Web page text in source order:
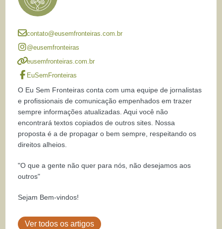
contato@eusemfronteiras.com.br
@eusemfronteiras
eusemfronteiras.com.br
EuSemFronteiras
O Eu Sem Fronteiras conta com uma equipe de jornalistas
e profissionais de comunicação empenhados em trazer
sempre informações atualizadas. Aqui você não
encontrará textos copiados de outros sites. Nossa
proposta é a de propagar o bem sempre, respeitando os
direitos alheios.
"O que a gente não quer para nós, não desejamos aos
outros"
Sejam Bem-vindos!
Ver todos os artigos